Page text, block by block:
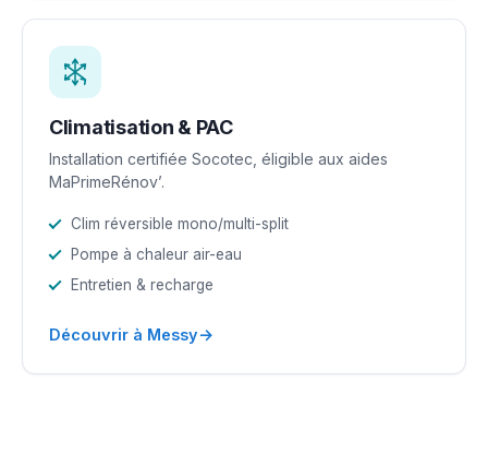
Climatisation & PAC
Installation certifiée Socotec, éligible aux aides
MaPrimeRénov’.
Clim réversible mono/multi-split
Pompe à chaleur air-eau
Entretien & recharge
Découvrir à Messy→